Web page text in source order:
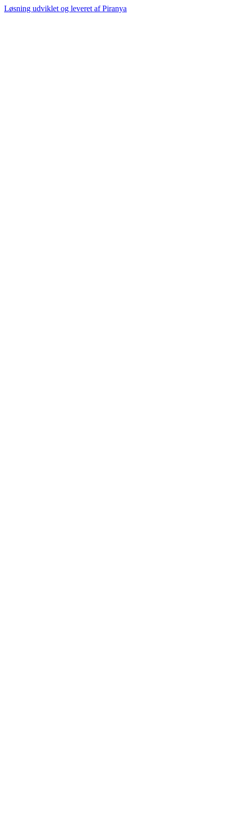
Løsning udviklet og leveret afPiranya